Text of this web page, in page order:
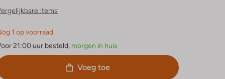
items
1 op voorraad
21:00 uur besteld, morgen in huis
Voeg toe